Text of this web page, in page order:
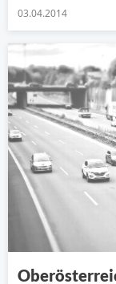
03.04.2014